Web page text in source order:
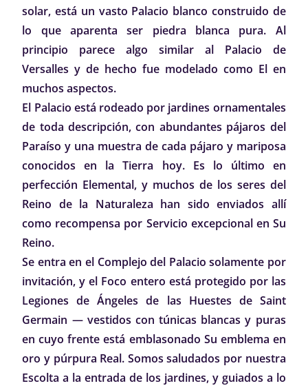
solar, está un vasto Palacio blanco construido de
lo que aparenta ser piedra blanca pura. Al
principio parece algo similar al Palacio de
Versalles y de hecho fue modelado como El en
muchos aspectos.
El Palacio está rodeado por jardines ornamentales
de toda descripción, con abundantes pájaros del
Paraíso y una muestra de cada pájaro y mariposa
conocidos en la Tierra hoy. Es lo último en
perfección Elemental, y muchos de los seres del
Reino de la Naturaleza han sido enviados allí
como recompensa por Servicio excepcional en Su
Reino.
Se entra en el Complejo del Palacio solamente por
invitación, y el Foco entero está protegido por las
Legiones de Ángeles de las Huestes de Saint
Germain — vestidos con túnicas blancas y puras
en cuyo frente está emblasonado Su emblema en
oro y púrpura Real. Somos saludados por nuestra
Escolta a la entrada de los jardines, y guiados a lo